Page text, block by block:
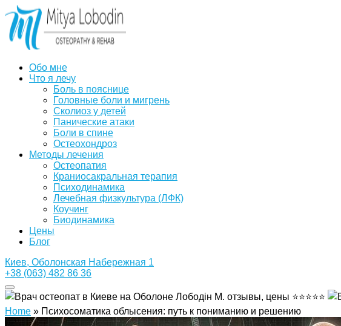
Обо мне
Что я лечу
Боль в пояснице
Головные боли и мигрень
Сколиоз у детей
Панические атаки
Боли в спине
Остеохондроз
Методы лечения
Остеопатия
Краниосакральная терапия
Психодинамика
Лечебная физкультура (ЛФК)
Коучинг
Биодинамика
Цены
Блог
Киев, Оболонская Набережная 1
+38 (063) 482 86 36
Home » Психосоматика облысения: путь к пониманию и решению